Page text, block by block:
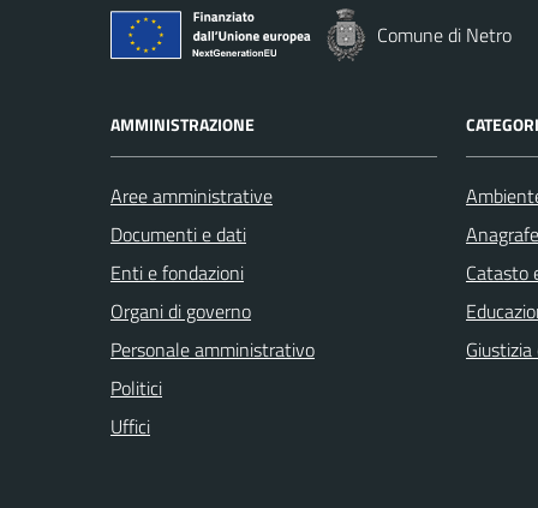
Comune di Netro
AMMINISTRAZIONE
Aree amministrative
Documenti e dati
Enti e fondazioni
Organi di governo
Personale amministrativo
Politici
Uffici
Catasto